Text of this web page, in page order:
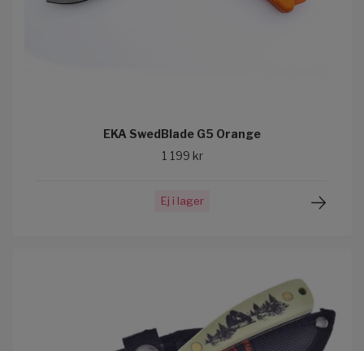
EKA SwedBlade G5 Orange
1 199 kr
Ej i lager